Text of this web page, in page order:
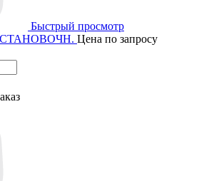
Быстрый просмотр
Цена по запросу